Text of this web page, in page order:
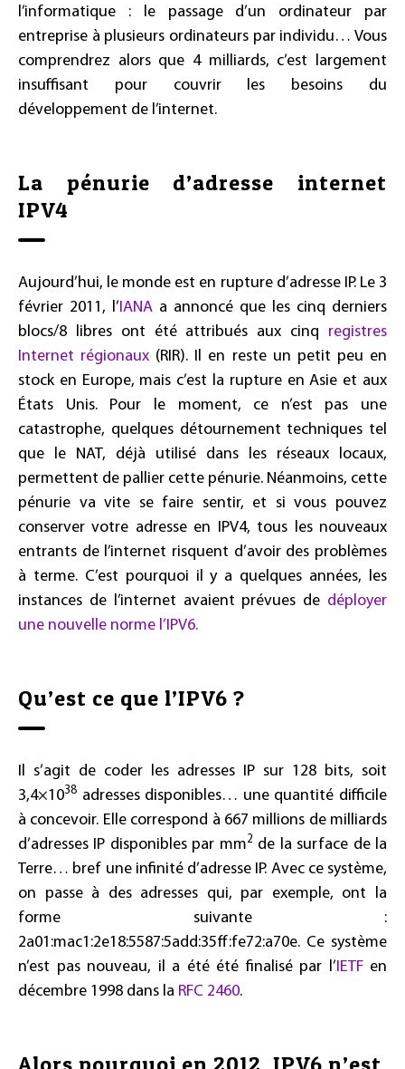
l’informatique : le passage d’un ordinateur par
entreprise à plusieurs ordinateurs par individu… Vous
comprendrez alors que 4 milliards, c’est largement
insuffisant pour couvrir les besoins du
développement de l’internet.
La pénurie d’adresse internet
IPV4
Aujourd’hui, le monde est en rupture d’adresse IP. Le 3
février 2011, l’IANA a annoncé que les cinq derniers
blocs/8 libres ont été attribués aux cinq registres
Internet régionaux (RIR). Il en reste un petit peu en
stock en Europe, mais c’est la rupture en Asie et aux
États Unis. Pour le moment, ce n’est pas une
catastrophe, quelques détournement techniques tel
que le NAT, déjà utilisé dans les réseaux locaux,
permettent de pallier cette pénurie. Néanmoins, cette
pénurie va vite se faire sentir, et si vous pouvez
conserver votre adresse en IPV4, tous les nouveaux
entrants de l’internet risquent d’avoir des problèmes
à terme. C’est pourquoi il y a quelques années, les
instances de l’internet avaient prévues de déployer
une nouvelle norme l’IPV6.
Qu’est ce que l’IPV6 ?
Il s’agit de coder les adresses IP sur 128 bits, soit
3,4×1038 adresses disponibles… une quantité difficile
à concevoir. Elle correspond à 667 millions de milliards
d’adresses IP disponibles par mm2 de la surface de la
Terre… bref une infinité d’adresse IP. Avec ce système,
on passe à des adresses qui, par exemple, ont la
forme suivante :
2a01:mac1:2e18:5587:5add:35ff:fe72:a70e. Ce système
n’est pas nouveau, il a été été finalisé par l’IETFen
décembre 1998 dans la RFC 2460.